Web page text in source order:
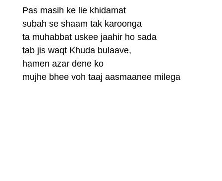
Pas masih ke lie khidamat
subah se shaam tak karoonga
ta muhabbat uskee jaahir ho sada
tab jis waqt Khuda bulaave,
hamen azar dene ko
mujhe bhee voh taaj aasmaanee milega